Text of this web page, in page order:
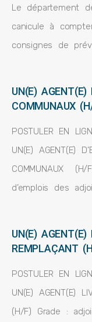
Le département
canicule à
consignes de
UN(E) AGENT(E)
COMMUNAUX
POSTULER EN
UN(E) AGENT(E)
COMMUNAUX
d’emplois des
UN(E) AGENT(E)
REMPLAÇANT
POSTULER EN
UN(E) AGENT(E)
(H/F) Grade :